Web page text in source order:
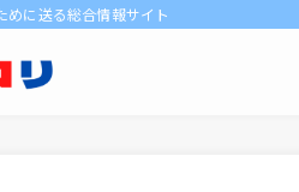
めに送る総合情報サイト